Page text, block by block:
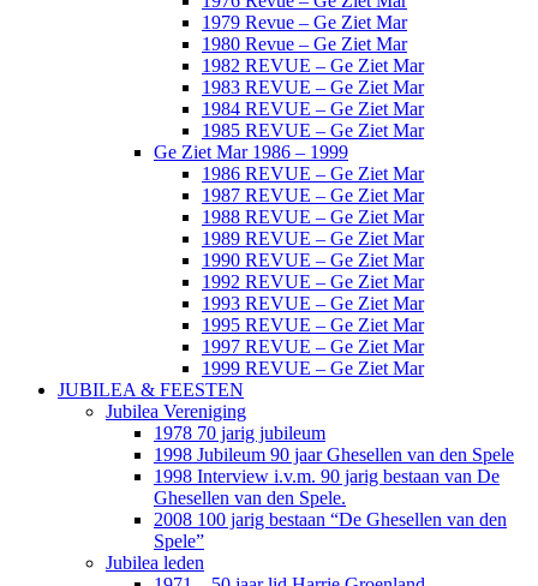
1979 Revue – Ge Ziet Mar
1980 Revue – Ge Ziet Mar
1982 REVUE – Ge Ziet Mar
1983 REVUE – Ge Ziet Mar
1984 REVUE – Ge Ziet Mar
1985 REVUE – Ge Ziet Mar
Ge Ziet Mar 1986 – 1999
1986 REVUE – Ge Ziet Mar
1987 REVUE – Ge Ziet Mar
1988 REVUE – Ge Ziet Mar
1989 REVUE – Ge Ziet Mar
1990 REVUE – Ge Ziet Mar
1992 REVUE – Ge Ziet Mar
1993 REVUE – Ge Ziet Mar
1995 REVUE – Ge Ziet Mar
1997 REVUE – Ge Ziet Mar
1999 REVUE – Ge Ziet Mar
JUBILEA & FEESTEN
Jubilea Vereniging
1978 70 jarig jubileum
1998 Jubileum 90 jaar Ghesellen van den Spele
1998 Interview i.v.m. 90 jarig bestaan van De
Ghesellen van den Spele.
2008 100 jarig bestaan “De Ghesellen van den
Spele”
Jubilea leden